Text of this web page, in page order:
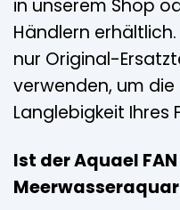
in unserem Shop
Händlern
nur Original-
verwenden, um
Langlebigkeit Ihres
Ist der Aquael